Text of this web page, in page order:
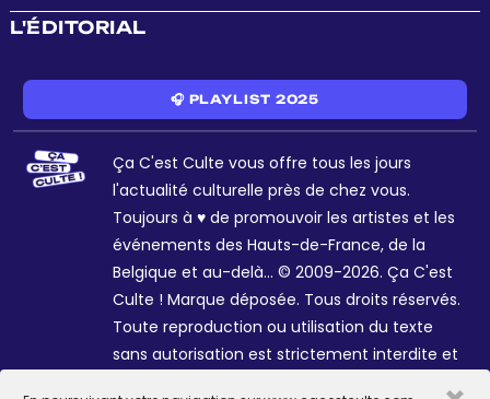
L'ÉDITORIAL
🎧 PLAYLIST 2025
Ça C'est Culte vous offre tous les jours
l'actualité culturelle près de chez vous.
Toujours à ♥ de promouvoir les artistes et les
événements des Hauts-de-France, de la
Belgique et au-delà... © 2009-2026. Ça C'est
Culte ! Marque déposée. Tous droits réservés.
Toute reproduction ou utilisation du texte
sans autorisation est strictement interdite et